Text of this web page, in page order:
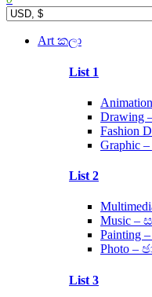
Main
Art කලා
List 1
Drawing
Fashion
Graphic
List 2
Music –
Photo –
List 3